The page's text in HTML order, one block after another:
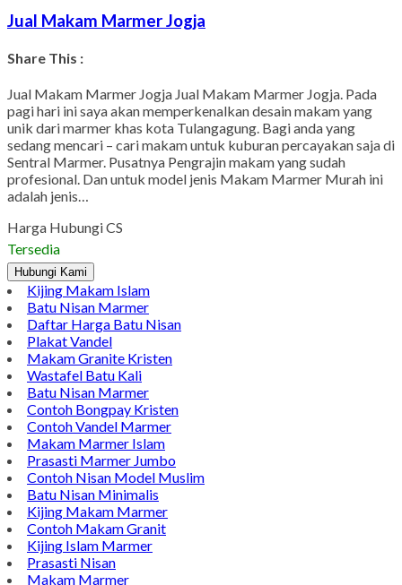
Jual Makam Marmer Jogja
Share This :
Facebook
Twitter
WhatsApp
LinkedIn
Tumblr
Gmail
Jual Makam Marmer Jogja Jual Makam Marmer Jogja. Pada
pagi hari ini saya akan memperkenalkan desain makam yang
unik dari marmer khas kota Tulangagung. Bagi anda yang
sedang mencari – cari makam untuk kuburan percayakan saja di
Sentral Marmer. Pusatnya Pengrajin makam yang sudah
profesional. Dan untuk model jenis Makam Marmer Murah ini
adalah jenis…
Harga Hubungi CS
Tersedia
Hubungi Kami
Kijing Makam Islam
Batu Nisan Marmer
Daftar Harga Batu Nisan
Plakat Vandel
Makam Granite Kristen